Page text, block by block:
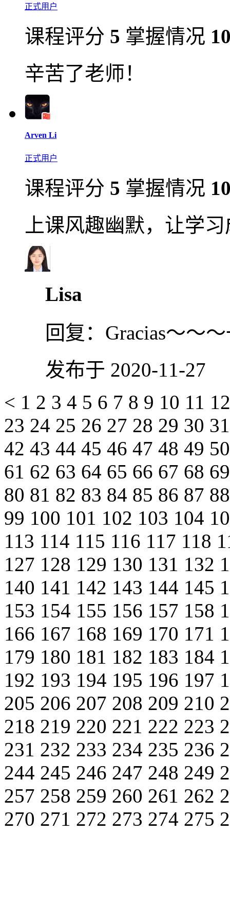
正式用户
课程评分 5 掌握情况
辛苦了老师！
Arven Li
正式用户
课程评分 5 掌握情况
上课风趣幽默，让学
Lisa
回复： Gracias～～
发布于 2020-11-27
< 1 2 3 4 5 6 7 8 9 10 11
23 24 25 26 27 28 29 30
42 43 44 45 46 47 48 49
61 62 63 64 65 66 67 68
80 81 82 83 84 85 86 87
99 100 101 102 103 104
113 114 115 116 117 118
127 128 129 130 131 132
140 141 142 143 144 145
153 154 155 156 157 158
166 167 168 169 170 171
179 180 181 182 183 184
192 193 194 195 196 197
205 206 207 208 209 210
218 219 220 221 222 223
231 232 233 234 235 236
244 245 246 247 248 249
257 258 259 260 261 262
270 271 272 273 274 275